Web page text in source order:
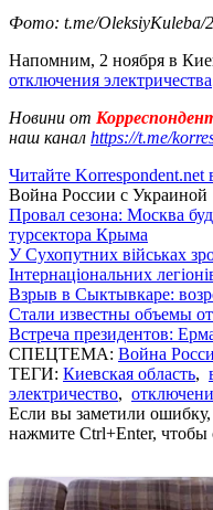
Фото: t.me/OleksiyKuleba/
Напомним, 2 ноября в
отключения электричества
Новини от
наш канал https://t.me/
Читайте Korrespondent.net
Война России с Украиной
Провал сезона: Москва
турсектора Крыма
У Сухопутних військах
Інтернаціональних
Взрыв в Сыктывкаре:
Стали известны объемы
Встреча президентов:
СПЕЦТЕМА: Война
ТЕГИ: Киевская область,
электричество,
Если вы заметили
нажмите Ctrl+Enter, чтобы